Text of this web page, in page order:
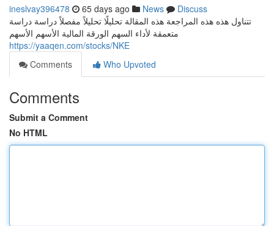
ineslvay396478 65 days ago News
Discuss
تتناول هذه هذه المراجعة هذه المقالة تحليلًا تحليلاً مفصلاً دراسة دراسة
متعمقة لأداء السهم الورقة المالية الأسهم الأسهم
https://yaaqen.com/stocks/NKE
Comments
Who Upvoted
Comments
Submit a Comment
No HTML